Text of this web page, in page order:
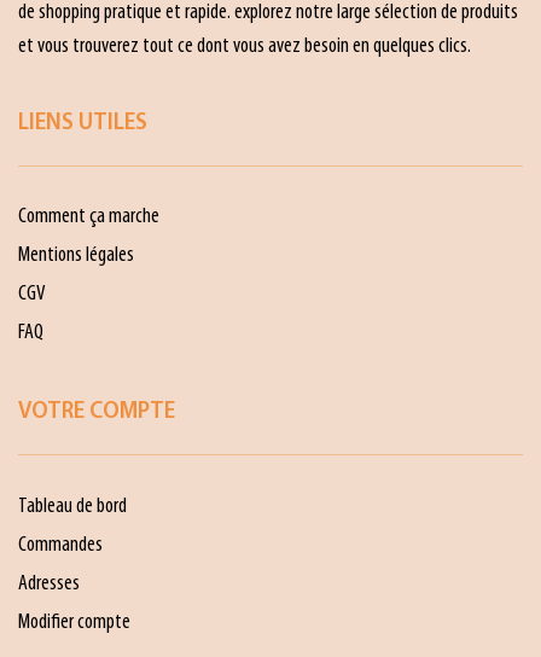
de shopping pratique et rapide. explorez notre large sélection de produits
et vous trouverez tout ce dont vous avez besoin en quelques clics.
LIENS UTILES
Comment ça marche
Mentions légales
CGV
FAQ
VOTRE COMPTE
Tableau de bord
Commandes
Adresses
Modifier compte